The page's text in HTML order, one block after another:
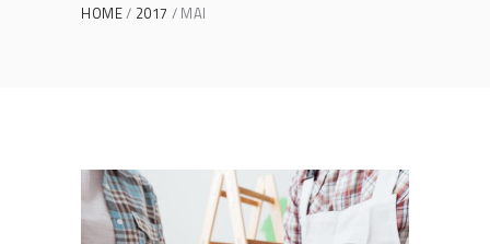
HOME 2017 MAI